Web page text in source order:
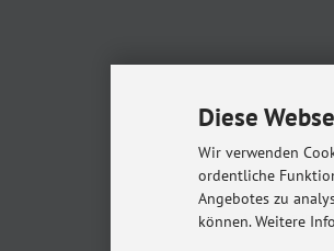
Alle Preise inkl.
Diese
Wir verwenden
ordentliche
Angebotes zu
können. Weitere